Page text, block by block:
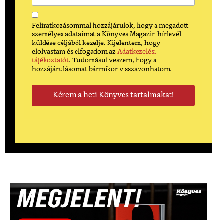
Feliratkozásommal hozzájárulok, hogy a megadott
személyes adataimat a Könyves Magazin hírlevél
küldése céljából kezelje. Kijelentem, hogy
elolvastam és elfogadom az Adatkezelési
tájékoztatót. Tudomásul veszem, hogy a
hozzájárulásomat bármikor visszavonhatom.